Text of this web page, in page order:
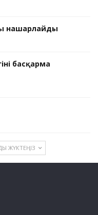
нашарлайды
басқарма
ЖҮКТЕҢІЗ